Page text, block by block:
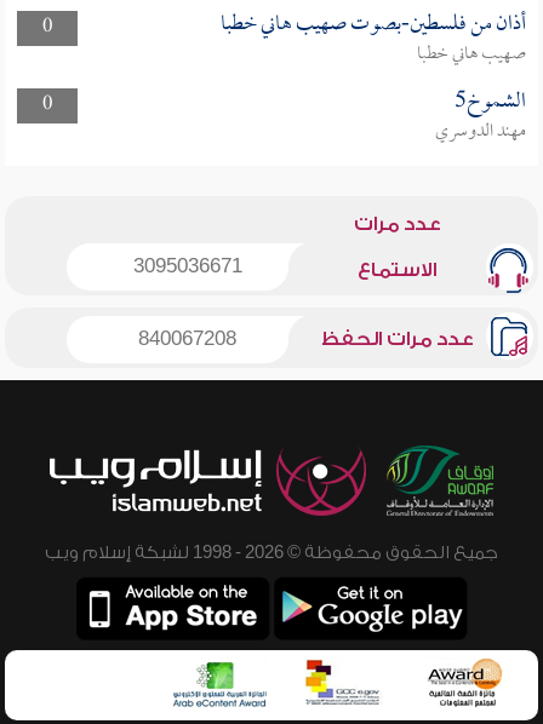
0
أذان من فلسطين-بصوت صهيب هاني خطبا
صهيب هاني خطبا
0
الشموخ5
مهند الدوسري
عدد مرات
الاستماع 3095036671
عدد مرات الحفظ 840067208
جميع الحقوق محفوظة © 2026 - 1998 لشبكة إسلام ويب